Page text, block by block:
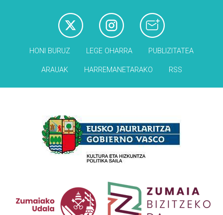
HONI BURUZ LEGE OHARRA PUBLIZITATEA
ARAUAK HARREMANETARAKO RSS